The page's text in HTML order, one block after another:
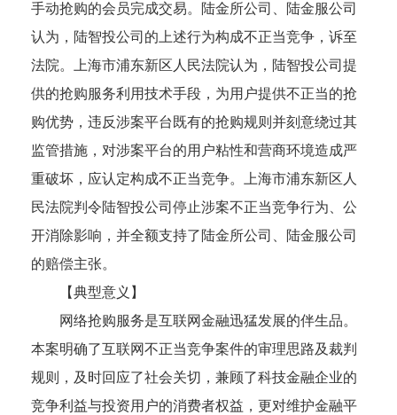
手动抢购的会员完成交易。陆金所公司、陆金服公司
认为，陆智投公司的上述行为构成不正当竞争，诉至
法院。上海市浦东新区人民法院认为，陆智投公司提
供的抢购服务利用技术手段，为用户提供不正当的抢
购优势，违反涉案平台既有的抢购规则并刻意绕过其
监管措施，对涉案平台的用户粘性和营商环境造成严
重破坏，应认定构成不正当竞争。上海市浦东新区人
民法院判令陆智投公司停止涉案不正当竞争行为、公
开消除影响，并全额支持了陆金所公司、陆金服公司
的赔偿主张。
【典型意义】
网络抢购服务是互联网金融迅猛发展的伴生品。
本案明确了互联网不正当竞争案件的审理思路及裁判
规则，及时回应了社会关切，兼顾了科技金融企业的
竞争利益与投资用户的消费者权益，更对维护金融平